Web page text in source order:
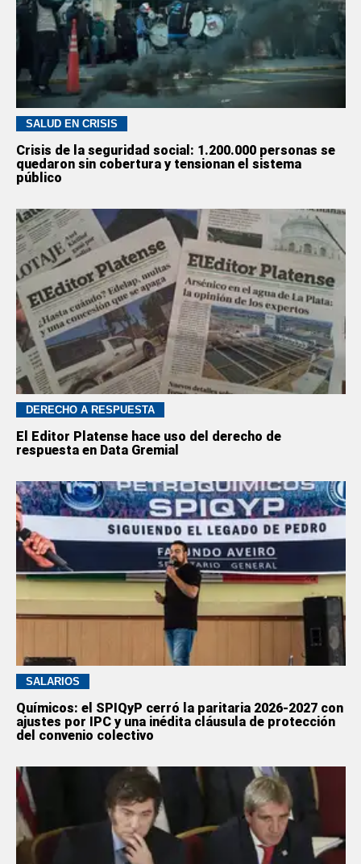
SALUD EN CRISIS
Crisis de la seguridad social: 1.200.000 personas se
quedaron sin cobertura y tensionan el sistema
público
DERECHO A RESPUESTA
El Editor Platense hace uso del derecho de
respuesta en Data Gremial
SALARIOS
Químicos: el SPIQyP cerró la paritaria 2026-2027 con
ajustes por IPC y una inédita cláusula de protección
del convenio colectivo